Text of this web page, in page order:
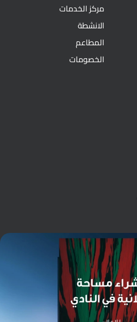
مركز الخدمات
الانشطة
المطاعم
الخصومات